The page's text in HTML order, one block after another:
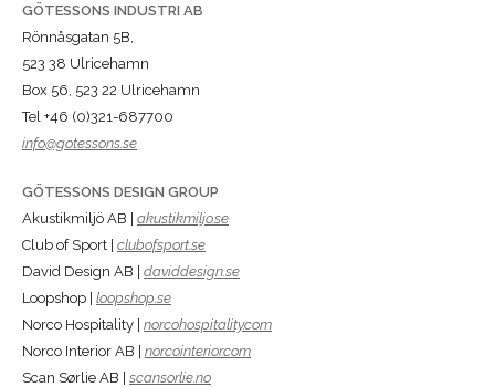
GÖTESSONS INDUSTRI AB
Rönnåsgatan 5B,
523 38 Ulricehamn
Box 56, 523 22 Ulricehamn
Tel +46 (0)321-687700
info@gotessons.se
GÖTESSONS DESIGN GROUP
Akustikmiljö AB | akustikmiljo.se
Club of Sport | clubofsport.se
David Design AB | daviddesign.se
Loopshop | loopshop.se
Norco Hospitality | norcohospitality.com
Norco Interior AB | norcointerior.com
Scan Sørlie AB | scansorlie.no